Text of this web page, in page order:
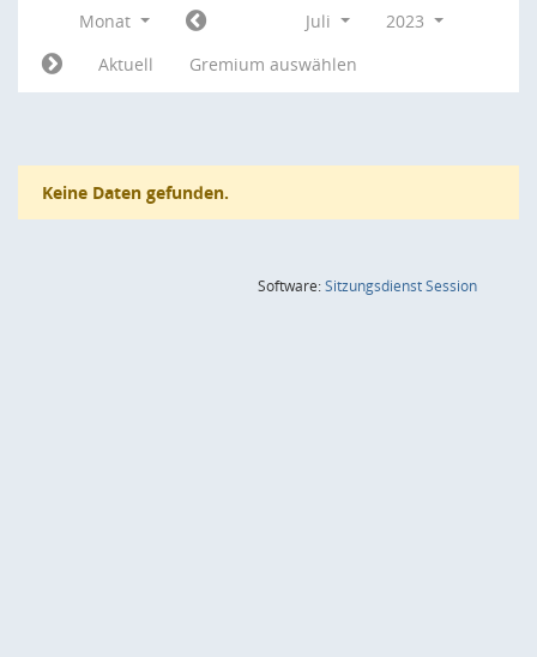
Monat Juli
2023
Aktuell
Gremium auswählen
Keine Daten gefunden.
Software:SitzungsdienstSession(Wird in